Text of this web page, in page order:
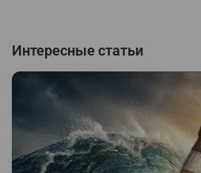
Интересные статьи